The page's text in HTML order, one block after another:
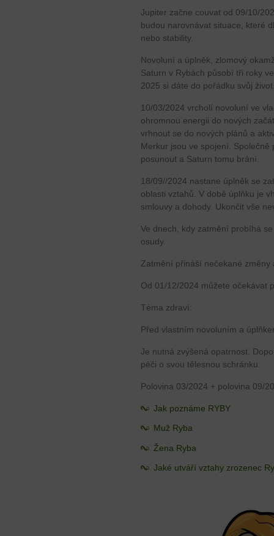
Jupiter začne couvat od 09/10/
budou narovnávat situace, které
nebo stability.
Novoluní a úplněk, zlomový
Saturn v Rybách působí tři roky
2025 si dáte do pořádku svůj
10/03/2024 vrcholí novoluní ve
ohromnou energii do nových
vrhnout se do nových plánů a
Merkur jsou ve spojení.
posunout a Saturn tomu brání.
18/09//2024 nastane úplněk se
oblasti vztahů. V době úplňku je
smlouvy a dohody. Ukončit vše
Ve dnech, kdy zatmění probíhá
osudy.
Zatmění přináší nečekané změny
Od 01/12/2024 můžete očekávat
Téma zdraví:
Před vlastním novoluním a
Je nutná zvýšená opatrnost.
péči o svou tělesnou schránku.
Polovina 03/2024 + polovina 09/
Jak poznáme RYBY
Muž Ryba
Žena Ryba
Jaké utváří vztahy zrozenec